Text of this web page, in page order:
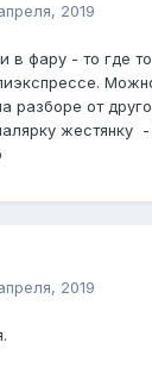
2019
в фару - то где
разборе от
жестянку
2019